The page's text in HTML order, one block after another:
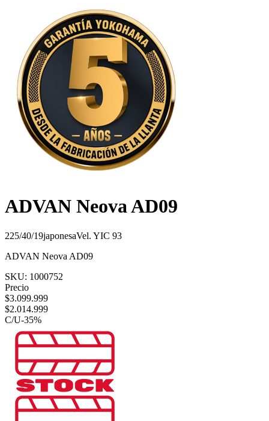
ADVAN Neova AD09
225/40/19japonesaVel. YIC 93
ADVAN Neova AD09
SKU: 1000752
Precio
$3.099.999
$2.014.999
C/U-35%